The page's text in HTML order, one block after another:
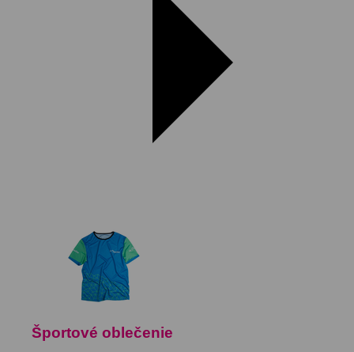
Športové oblečenie